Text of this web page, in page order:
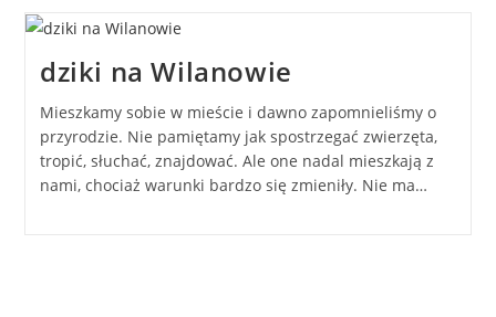
dziki na Wilanowie
Mieszkamy sobie w mieście i dawno zapomnieliśmy o
przyrodzie. Nie pamiętamy jak spostrzegać zwierzęta,
tropić, słuchać, znajdować. Ale one nadal mieszkają z
nami, chociaż warunki bardzo się zmieniły. Nie ma…